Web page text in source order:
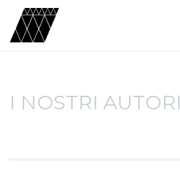
I NOSTRI AUTORI